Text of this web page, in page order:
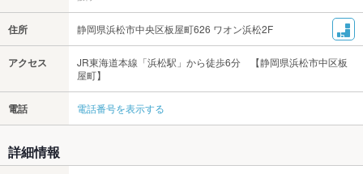
住所 静岡県浜松市中央区板屋町626 ワオン浜松2F
アクセス
JR東海道本線「浜松駅」から徒歩6分 【静岡県浜松市中区板
屋町】
電話 電話番号を表示する
詳細情報